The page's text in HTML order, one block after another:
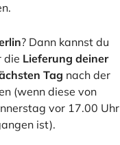
? Dann kannst du
die Lieferung deiner
Tag nach der
(wenn diese von
vor 17.00 Uhr
ist).